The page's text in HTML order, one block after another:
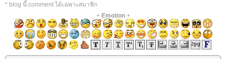
* blog นี้ comment ได้เฉพาะสมาชิก
+ Emotion+